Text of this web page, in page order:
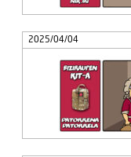
2025/04/04